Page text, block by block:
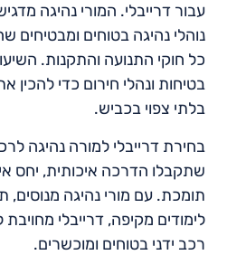
עבור דרייבלי. המורי נהיגה
נוהלי נהיגה בטוחים ומבטיחים
כל חוקי התנועה והתקנות.
בטיחות ונהלי חירום כדי
בלתי צפוי בכביש.
בחירת דרייבלי למורה נהיגה
שתקבלו הדרכה איכותית, יחס
תומכת. עם מורי נהיגה מנוסים,
לימודים מקיפה, דרייבלי
רכב ידני בטוחים ומוכשרים.